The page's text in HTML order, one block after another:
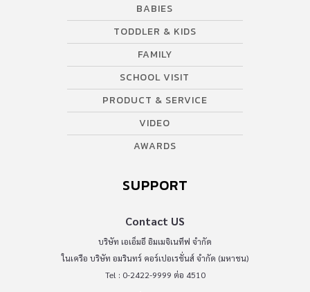
BABIES
TODDLER & KIDS
FAMILY
SCHOOL VISIT
PRODUCT & SERVICE
VIDEO
AWARDS
SUPPORT
Contact US
บริษัท เอเอ็มอี อิมเมจิเนทีฟ จำกัด
ในเครือ บริษัท อมรินทร์ คอร์เปอเรชั่นส์ จำกัด (มหาชน)
Tel : 0-2422-9999 ต่อ 4510